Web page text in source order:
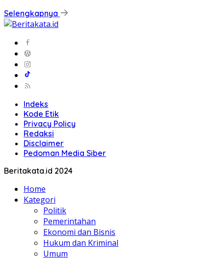
Selengkapnya
Indeks
Kode Etik
Privacy Policy
Redaksi
Disclaimer
Pedoman Media Siber
Beritakata.id 2024
Home
Kategori
Politik
Pemerintahan
Ekonomi dan Bisnis
Hukum dan Kriminal
Umum